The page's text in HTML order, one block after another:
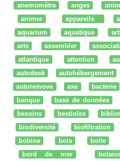
anemomètre
anges
animer
appareils
aquarium
aquatique
arts
assembler
atlantique
attention
autodesk
autohébergement
autoremove
axe bacterie
banque
base de données
besoins
bestioles
biodiversité
biofiltration
bobine
bois boite
bord de mer